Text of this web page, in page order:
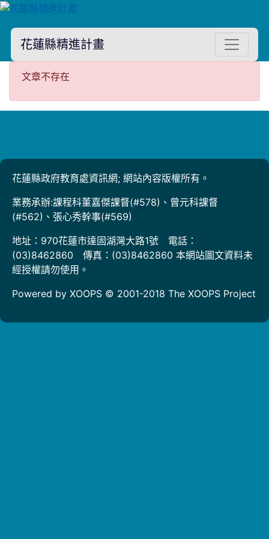
花蓮縣精進計畫
文章不存在
文章不存在
花蓮縣政府教育處資訊網; 網站內容版權所有。
業務承辦:課程科董嘉傑課督(#578)、曾元科課督
(#562)、張心秀幹事(#569)
地址：970花蓮市達固湖灣大路1號 電話：
(03)8462860 傳真：(03)8462860 本網站圖文資料未
經授權請勿使用。
Powered by XOOPS © 2001-2018 The XOOPS Project